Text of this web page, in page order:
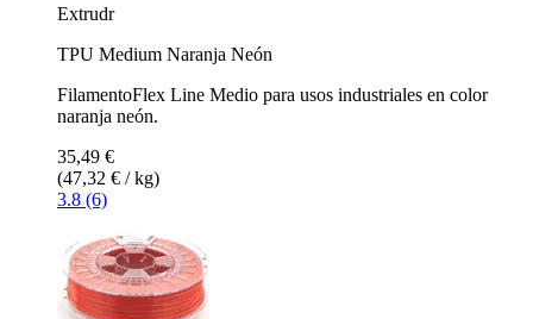
Extrudr
TPU Medium Naranja Neón
FilamentoFlex Line Medio para usos industriales en color
naranja neón.
35,49 €
(47,32 € / kg)
3.8 (6)